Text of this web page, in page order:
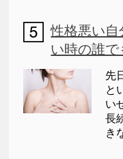
性格悪い自
い時の誰
先
と
い
長
き